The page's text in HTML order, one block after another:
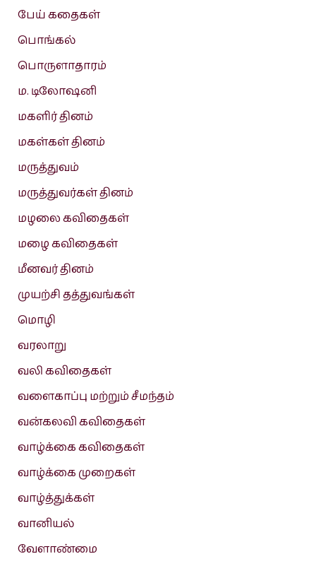
பேய் கதைகள்
பொங்கல்
பொருளாதாரம்
ம. டிலோஷனி
மகளிர் தினம்
மகள்கள் தினம்
மருத்துவம்
மருத்துவர்கள் தினம்
மழலை கவிதைகள்
மழை கவிதைகள்
மீனவர் தினம்
முயற்சி தத்துவங்கள்
மொழி
வரலாறு
வலி கவிதைகள்
வளைகாப்பு மற்றும் சீமந்தம்
வன்கலவி கவிதைகள்
வாழ்க்கை கவிதைகள்
வாழ்க்கை முறைகள்
வாழ்த்துக்கள்
வானியல்
வேளாண்மை